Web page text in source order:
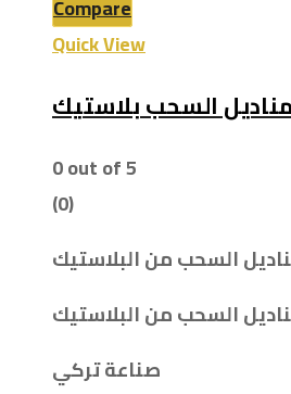
Compare
Quick View
السحب بلاستيك
0out of 5
(0)
السحب من البلاستيك
السحب من البلاستيك
صناعة تركي